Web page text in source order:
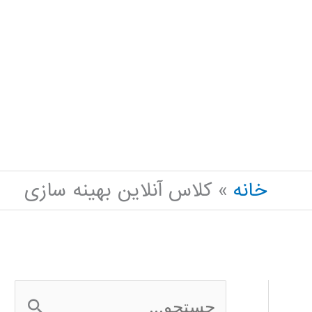
خانه
کلاس آنلاین بهینه سازی